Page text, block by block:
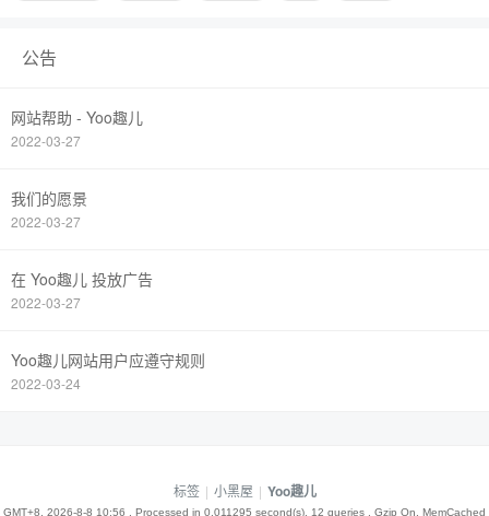
公告
网站帮助 - Yoo趣儿
2022-03-27
我们的愿景
2022-03-27
在 Yoo趣儿 投放广告
2022-03-27
Yoo趣儿网站用户应遵守规则
2022-03-24
标签 | 小黑屋 | Yoo趣儿
GMT+8, 2026-8-8 10:56 , Processed in 0.011295 second(s), 12 queries , Gzip On, MemCached